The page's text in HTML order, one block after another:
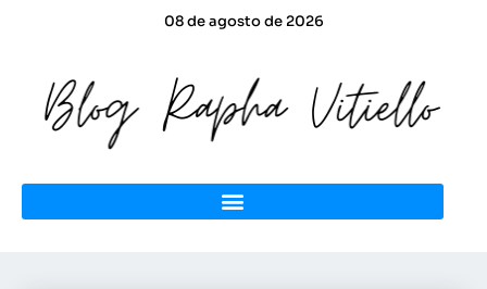
08 de agosto de 2026